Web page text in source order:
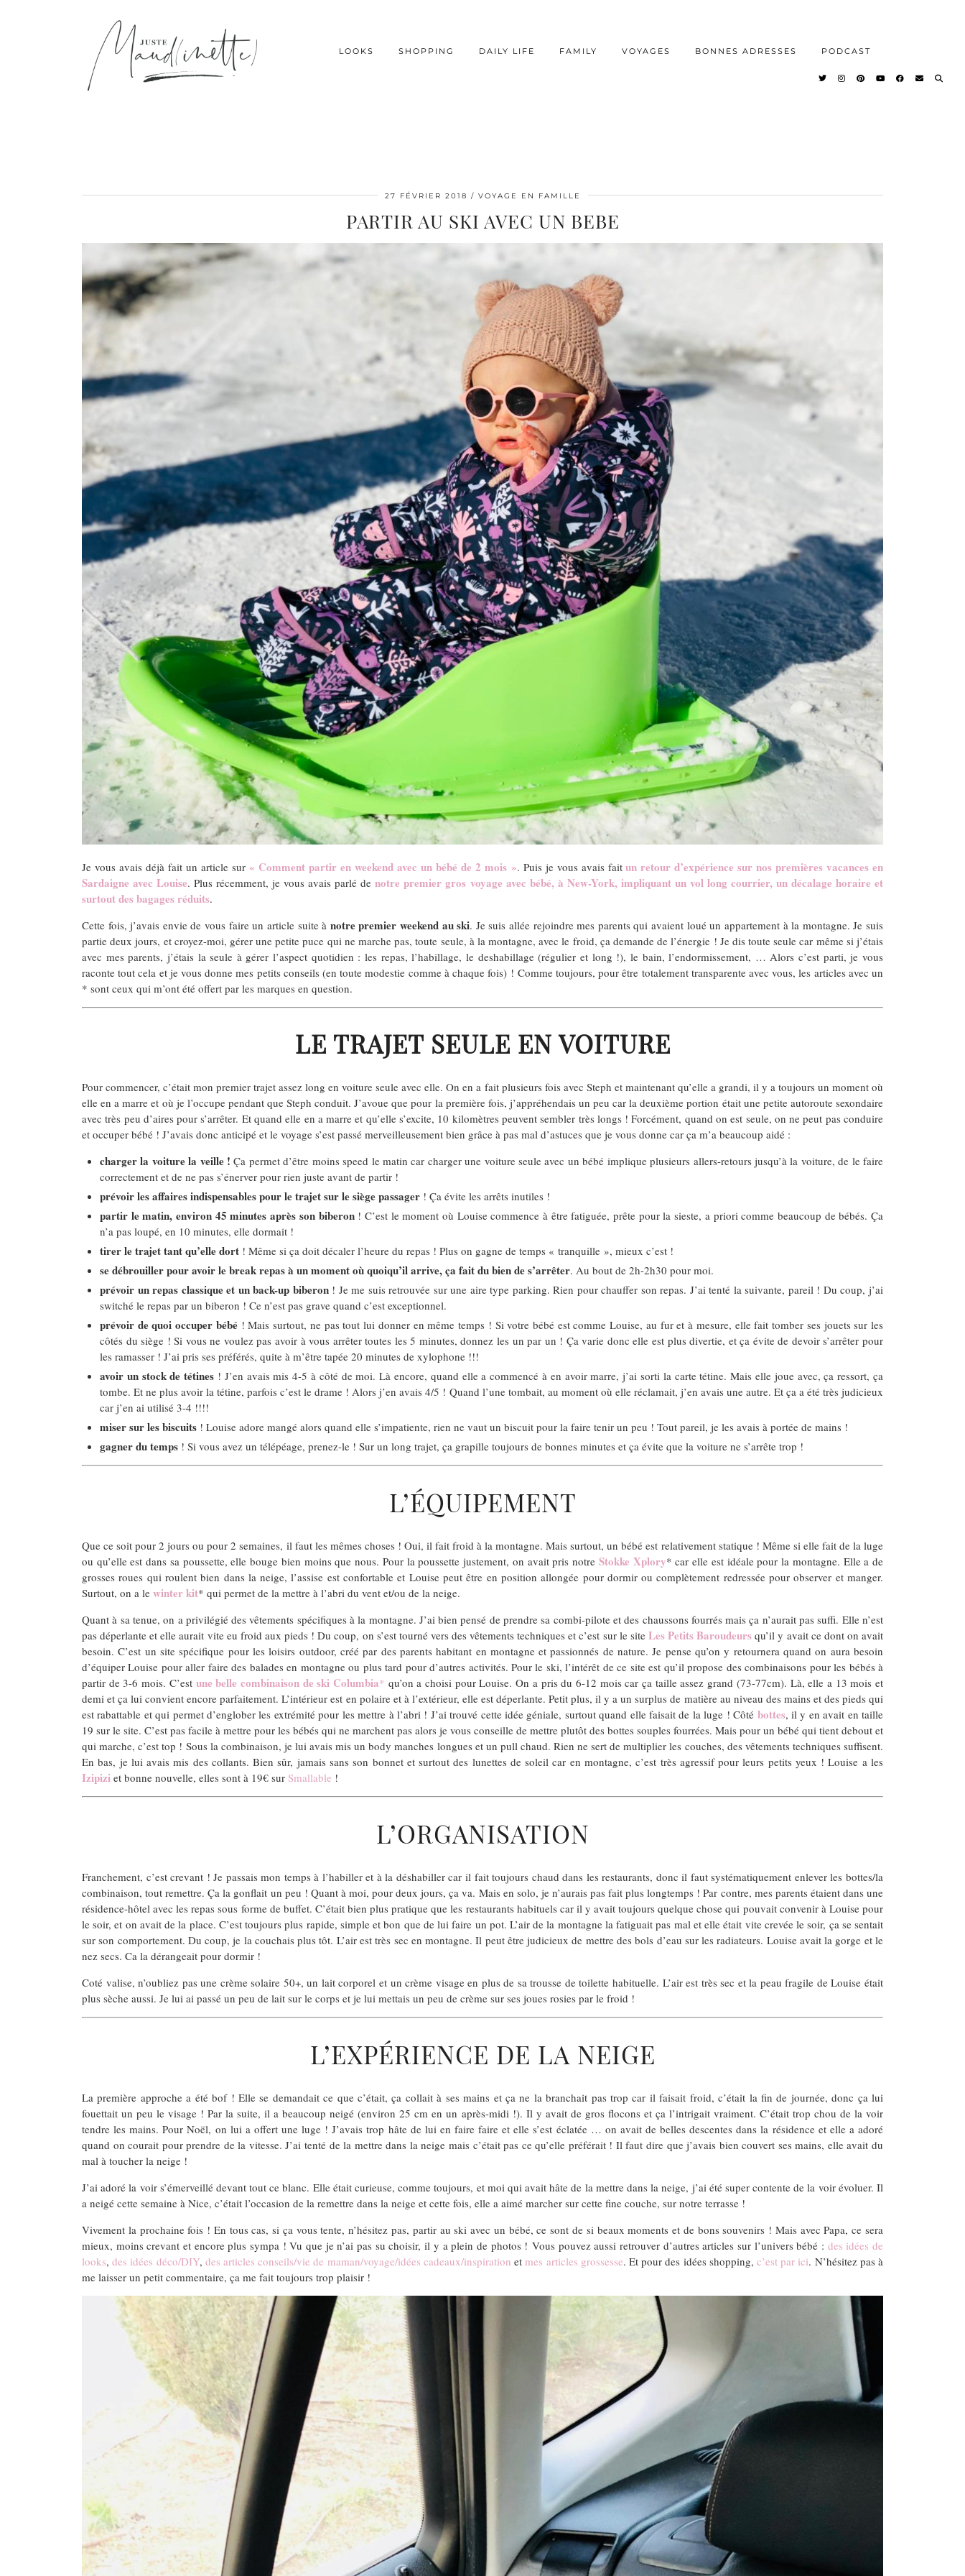
LOOKS SHOPPING DAILY LIFE FAMILY VOYAGES BONNES ADRESSES PODCAST
27 FÉVRIER 2018 VOYAGE EN FAMILLE
PARTIR AU SKI AVEC UN BEBE
Je vous avais déjà fait un article sur « Comment partir en weekend avec un bébé de 2 mois ». Puis je vous avais faitun retour d’expérience sur nos premières vacances en
Sardaigne avec Louise. Plus récemment, je vous avais parlé denotre premier gros voyage avec bébé, à New-York, impliquant un vol long courrier, un décalage horaire et
surtout des bagages réduits.
Cette fois, j’avais envie de vous faire un article suite à notre premier weekend au ski. Je suis allée rejoindre mes parents qui avaient loué un appartement à la montagne. Je suis
partie deux jours, et croyez-moi, gérer une petite puce qui ne marche pas, toute seule, à la montagne, avec le froid, ça demande de l’énergie ! Je dis toute seule car même si j’étais
avec mes parents, j’étais la seule à gérer l’aspect quotidien : les repas, l’habillage, le deshabillage (régulier et long !), le bain, l’endormissement, … Alors c’est parti, je vous
raconte tout cela et je vous donne mes petits conseils (en toute modestie comme à chaque fois) ! Comme toujours, pour être totalement transparente avec vous, les articles avec un
* sont ceux qui m’ont été offert par les marques en question.
LE TRAJET SEULE EN VOITURE
Pour commencer, c’était mon premier trajet assez long en voiture seule avec elle. On en a fait plusieurs fois avec Steph et maintenant qu’elle a grandi, il y a toujours un moment où
elle en a marre et où je l’occupe pendant que Steph conduit. J’avoue que pour la première fois, j’appréhendais un peu car la deuxième portion était une petite autoroute sexondaire
avec très peu d’aires pour s’arrêter. Et quand elle en a marre et qu’elle s’excite, 10 kilomètres peuvent sembler très longs ! Forcément, quand on est seule, on ne peut pas conduire
et occuper bébé ! J’avais donc anticipé et le voyage s’est passé merveilleusement bien grâce à pas mal d’astuces que je vous donne car ça m’a beaucoup aidé :
charger la voiture la veille ! Ça permet d’être moins speed le matin car charger une voiture seule avec un bébé implique plusieurs allers-retours jusqu’à la voiture, de le faire
correctement et de ne pas s’énerver pour rien juste avant de partir !
prévoir les affaires indispensables pour le trajet sur le siège passager ! Ça évite les arrêts inutiles !
partir le matin, environ 45 minutes après son biberon! C’est le moment où Louise commence à être fatiguée, prête pour la sieste, a priori comme beaucoup de bébés. Ça
n’a pas loupé, en 10 minutes, elle dormait !
tirer le trajet tant qu’elle dort ! Même si ça doit décaler l’heure du repas ! Plus on gagne de temps « tranquille », mieux c’est !
se débrouiller pour avoir le break repas à un moment où quoiqu’il arrive, ça fait du bien de s’arrêter. Au bout de 2h-2h30 pour moi.
prévoir un repas classique et un back-up biberon! Je me suis retrouvée sur une aire type parking. Rien pour chauffer son repas. J’ai tenté la suivante, pareil ! Du coup, j’ai
switché le repas par un biberon ! Ce n’est pas grave quand c’est exceptionnel.
prévoir de quoi occuper bébé! Mais surtout, ne pas tout lui donner en même temps ! Si votre bébé est comme Louise, au fur et à mesure, elle fait tomber ses jouets sur les
côtés du siège ! Si vous ne voulez pas avoir à vous arrêter toutes les 5 minutes, donnez les un par un ! Ça varie donc elle est plus divertie, et ça évite de devoir s’arrêter pour
les ramasser ! J’ai pris ses préférés, quite à m’être tapée 20 minutes de xylophone !!!
avoir un stock de tétines ! J’en avais mis 4-5 à côté de moi. Là encore, quand elle a commencé à en avoir marre, j’ai sorti la carte tétine. Mais elle joue avec, ça ressort, ça
tombe. Et ne plus avoir la tétine, parfois c’est le drame ! Alors j’en avais 4/5 ! Quand l’une tombait, au moment où elle réclamait, j’en avais une autre. Et ça a été très judicieux
car j’en ai utilisé 3-4 !!!!
miser sur les biscuits ! Louise adore mangé alors quand elle s’impatiente, rien ne vaut un biscuit pour la faire tenir un peu ! Tout pareil, je les avais à portée de mains !
gagner du temps ! Si vous avez un télépéage, prenez-le ! Sur un long trajet, ça grapille toujours de bonnes minutes et ça évite que la voiture ne s’arrête trop !
L’ÉQUIPEMENT
Que ce soit pour 2 jours ou pour 2 semaines, il faut les mêmes choses ! Oui, il fait froid à la montagne. Mais surtout, un bébé est relativement statique ! Même si elle fait de la luge
ou qu’elle est dans sa poussette, elle bouge bien moins que nous. Pour la poussette justement, on avait pris notre Stokke Xplory* car elle est idéale pour la montagne. Elle a de
grosses roues qui roulent bien dans la neige, l’assise est confortable et Louise peut être en position allongée pour dormir ou complètement redressée pour observer et manger.
Surtout, on a le winter kit* qui permet de la mettre à l’abri du vent et/ou de la neige.
Quant à sa tenue, on a privilégié des vêtements spécifiques à la montagne. J’ai bien pensé de prendre sa combi-pilote et des chaussons fourrés mais ça n’aurait pas suffi. Elle n’est
pas déperlante et elle aurait vite eu froid aux pieds ! Du coup, on s’est tourné vers des vêtements techniques et c’est sur le site Les Petits Baroudeurs qu’il y avait ce dont on avait
besoin. C’est un site spécifique pour les loisirs outdoor, créé par des parents habitant en montagne et passionnés de nature. Je pense qu’on y retournera quand on aura besoin
d’équiper Louise pour aller faire des balades en montagne ou plus tard pour d’autres activités. Pour le ski, l’intérêt de ce site est qu’il propose des combinaisons pour les bébés à
partir de 3-6 mois. C’est une belle combinaison de ski Columbia* qu’on a choisi pour Louise. On a pris du 6-12 mois car ça taille assez grand (73-77cm). Là, elle a 13 mois et
demi et ça lui convient encore parfaitement. L’intérieur est en polaire et à l’extérieur, elle est déperlante. Petit plus, il y a un surplus de matière au niveau des mains et des pieds qui
est rabattable et qui permet d’englober les extrémité pour les mettre à l’abri ! J’ai trouvé cette idée géniale, surtout quand elle faisait de la luge ! Côté bottes, il y en avait en taille
19 sur le site. C’est pas facile à mettre pour les bébés qui ne marchent pas alors je vous conseille de mettre plutôt des bottes souples fourrées. Mais pour un bébé qui tient debout et
qui marche, c’est top ! Sous la combinaison, je lui avais mis un body manches longues et un pull chaud. Rien ne sert de multiplier les couches, des vêtements techniques suffisent.
En bas, je lui avais mis des collants. Bien sûr, jamais sans son bonnet et surtout des lunettes de soleil car en montagne, c’est très agressif pour leurs petits yeux ! Louise a les
Izipizi et bonne nouvelle, elles sont à 19€ sur Smallable !
L’ORGANISATION
Franchement, c’est crevant ! Je passais mon temps à l’habiller et à la déshabiller car il fait toujours chaud dans les restaurants, donc il faut systématiquement enlever les bottes/la
combinaison, tout remettre. Ça la gonflait un peu ! Quant à moi, pour deux jours, ça va. Mais en solo, je n’aurais pas fait plus longtemps ! Par contre, mes parents étaient dans une
résidence-hôtel avec les repas sous forme de buffet. C’était bien plus pratique que les restaurants habituels car il y avait toujours quelque chose qui pouvait convenir à Louise pour
le soir, et on avait de la place. C’est toujours plus rapide, simple et bon que de lui faire un pot. L’air de la montagne la fatiguait pas mal et elle était vite crevée le soir, ça se sentait
sur son comportement. Du coup, je la couchais plus tôt. L’air est très sec en montagne. Il peut être judicieux de mettre des bols d’eau sur les radiateurs. Louise avait la gorge et le
nez secs. Ca la dérangeait pour dormir !
Coté valise, n’oubliez pas une crème solaire 50+, un lait corporel et un crème visage en plus de sa trousse de toilette habituelle. L’air est très sec et la peau fragile de Louise était
plus sèche aussi. Je lui ai passé un peu de lait sur le corps et je lui mettais un peu de crème sur ses joues rosies par le froid !
L’EXPÉRIENCE DE LA NEIGE
La première approche a été bof ! Elle se demandait ce que c’était, ça collait à ses mains et ça ne la branchait pas trop car il faisait froid, c’était la fin de journée, donc ça lui
fouettait un peu le visage ! Par la suite, il a beaucoup neigé (environ 25 cm en un après-midi !). Il y avait de gros flocons et ça l’intrigait vraiment. C’était trop chou de la voir
tendre les mains. Pour Noël, on lui a offert une luge ! J’avais trop hâte de lui en faire faire et elle s’est éclatée … on avait de belles descentes dans la résidence et elle a adoré
quand on courait pour prendre de la vitesse. J’ai tenté de la mettre dans la neige mais c’était pas ce qu’elle préférait ! Il faut dire que j’avais bien couvert ses mains, elle avait du
mal à toucher la neige !
J’ai adoré la voir s’émerveillé devant tout ce blanc. Elle était curieuse, comme toujours, et moi qui avait hâte de la mettre dans la neige, j’ai été super contente de la voir évoluer. Il
a neigé cette semaine à Nice, c’était l’occasion de la remettre dans la neige et cette fois, elle a aimé marcher sur cette fine couche, sur notre terrasse !
Vivement la prochaine fois ! En tous cas, si ça vous tente, n’hésitez pas, partir au ski avec un bébé, ce sont de si beaux moments et de bons souvenirs ! Mais avec Papa, ce sera
mieux, moins crevant et encore plus sympa ! Vu que je n’ai pas su choisir, il y a plein de photos ! Vous pouvez aussi retrouver d’autres articles sur l’univers bébé : des idées de
looks,des idées déco/DIY, des articles conseils/vie de maman/voyage/idées cadeaux/inspiration et mes articles grossesse. Et pour des idées shopping, c’est par ici. N’hésitez pas à
me laisser un petit commentaire, ça me fait toujours trop plaisir !